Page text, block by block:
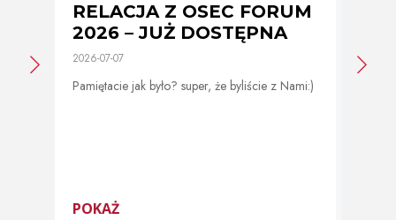
RELACJA Z OSEC FORUM
2026 – JUŻ DOSTĘPNA
2026-07-07
Pamiętacie jak było? super, że byliście z Nami:)
POKAŻ
2026-